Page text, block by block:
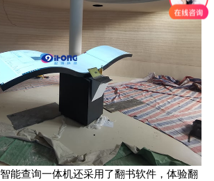
智能查询一体机还采用了翻书软件，体验翻